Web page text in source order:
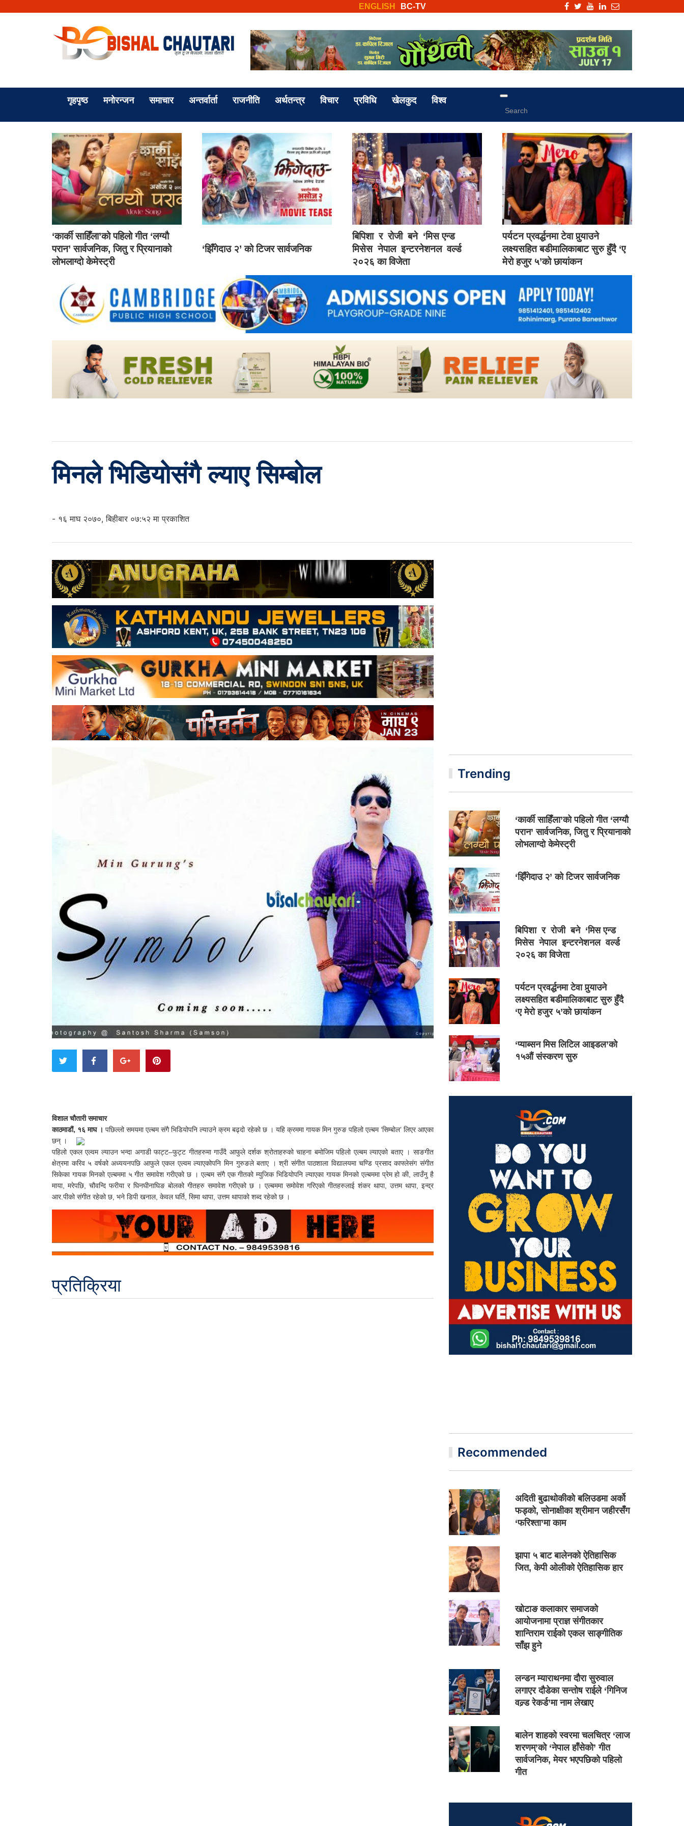
BC-TV
ENGLISH
गृहपृष्ठ मनोरन्जन समाचार अन्तर्वार्ता राजनीति अर्थतन्त्र विचार प्रविधि खेलकुद विश्व
‘कार्की साहिँला’को पहिलो गीत ‘लग्यौ
परान’ सार्वजनिक, जितु र प्रियानाको
लोभलाग्दो केमेस्ट्री
‘झिँगेदाउ २’ को टिजर सार्वजनिक
बिपिशा र रोजी बने ‘मिस एन्ड
मिसेस नेपाल इन्टरनेशनल वर्ल्ड
२०२६ का विजेता
पर्यटन प्रवर्द्धनमा टेवा पुर्‍याउने
लक्ष्यसहित बडीमालिकाबाट सुरु हुँदै ‘ए
मेरो हजुर ५’को छायांकन
मिनले भिडियोसंगै ल्याए सिम्बोल
- १६ माघ २०७०, बिहीबार ०७:५२ मा प्रकाशित
विशाल चौतारी समाचार
काठमाडौं, १६ माघ ।पछिल्लो समयमा एल्बम संगै भिडियोपनि ल्याउने क्रम बढ्दो रहेको छ । यहि क्रममा गायक मिन गुरुङ पहिलो एल्बम ‘सिम्बोल’ लिएर आएका
छन् ।
पहिलो एकल एल्वम ल्याउन भन्दा अगाडी फाट्ट–फुट्ट गीतहरुमा गाउँदै आफुले दर्शक श्रोताहरुको चाहना बमोजिम पहिलो एल्बम ल्याएको बताए । साङगीत
क्षेत्रमा करिव ५ वर्षको अध्ययनपछि आफुले एकल एल्वम ल्याएकोपनि मिन गुरुङले बताए । श्री संगीत पाठशाला विद्यालयमा चण्डि प्रसाद काफ्लेसंग संगीत
सिकेका गायक मिनको एल्बममा ५ गीत समावेश गरीएको छ । एल्बम संगै एक गीतको म्युजिक भिडियोपनि ल्याएका गायक मिनको एल्बममा प्रेम हो की, लाउँनु है
माया, मरेपछि, चौवन्दि फरीया र घिनघीनाघिङ बोलको गीतहरु समावेश गरीएको छ । एल्बममा समोवेश गरिएको गीतहरुलाई शंकर थापा, उत्तम थापा, इन्द्र
आर.पीको संगीत रहेको छ, भने डिपी खनाल, केवल घर्ति, सिमा थापा, उत्तम थापाको शब्द रहेको छ ।
प्रतिक्रिया
Trending
‘कार्की साहिँला’को पहिलो गीत ‘लग्यौ
परान’ सार्वजनिक, जितु र प्रियानाको
लोभलाग्दो केमेस्ट्री
‘झिँगेदाउ २’ को टिजर सार्वजनिक
बिपिशा र रोजी बने ‘मिस एन्ड
मिसेस नेपाल इन्टरनेशनल वर्ल्ड
२०२६ का विजेता
पर्यटन प्रवर्द्धनमा टेवा पुर्‍याउने
लक्ष्यसहित बडीमालिकाबाट सुरु हुँदै
‘ए मेरो हजुर ५’को छायांकन
‘प्याब्सन मिस लिटिल आइडल’को
१५औं संस्करण सुरु
Recommended
अदिती बुढाथोकीको बलिउडमा अर्को
फड्को, सोनाक्षीका श्रीमान जहीरसँग
‘फरिश्ता’मा काम
झापा ५ बाट बालेनको ऐतिहासिक
जित, केपी ओलीको ऐतिहासिक हार
खोटाङ कलाकार समाजको
आयोजनामा प्राज्ञ संगीतकार
शान्तिराम राईको एकल साङ्गीतिक
साँझ हुने
लन्डन म्याराथनमा दौरा सुरुवाल
लगाएर दौडेका सन्तोष राईले ‘गिनिज
वल्र्ड रेकर्ड’मा नाम लेखाए
बालेन शाहको स्वरमा चलचित्र ‘लाज
शरणम्’को ‘नेपाल हाँसेको’ गीत
सार्वजनिक, मेयर भएपछिको पहिलो
गीत